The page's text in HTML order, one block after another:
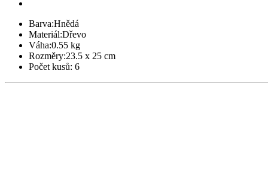
Barva:Hnědá
Materiál:Dřevo
Váha:0.55 kg
Rozměry:23.5 x 25 cm
Počet kusů: 6